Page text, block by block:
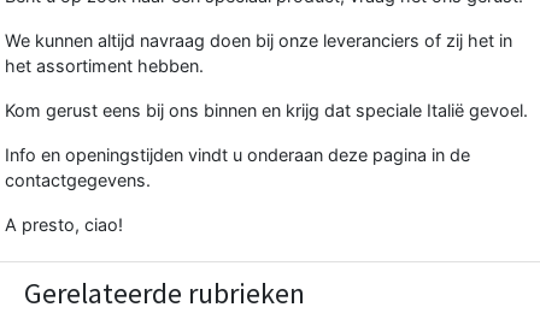
We kunnen altijd navraag doen bij onze leveranciers of zij het in
het assortiment hebben.
Kom gerust eens bij ons binnen en krijg dat speciale Italië gevoel.
Info en openingstijden vindt u onderaan deze pagina in de
contactgegevens.
A presto, ciao!
Gerelateerde rubrieken